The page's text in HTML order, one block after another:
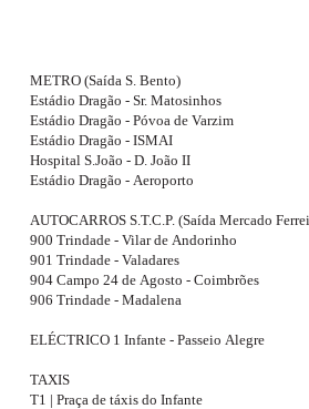
METRO (Saída S. Bento)
Estádio Dragão - Sr. Matosinhos
Estádio Dragão - Póvoa de Varzim
Estádio Dragão - ISMAI
Hospital S.João - D. João II
Estádio Dragão - Aeroporto
AUTOCARROS S.T.C.P. (Saída Mercado
900 Trindade - Vilar de Andorinho
901 Trindade - Valadares
904 Campo 24 de Agosto - Coimbrões
906 Trindade - Madalena
ELÉCTRICO 1 Infante - Passeio Alegre
TAXIS
T1 | Praça de táxis do Infante